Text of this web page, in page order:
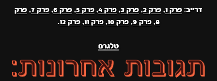
דרייב: פרק 1 , פרק 2 , פרק 3 , פרק 4 , פרק 5 , פרק 6 , פרק 7 , פרק
8
,פרק 9 ,פרק 10 ,פרק 11 ,פרק 12 .
טלגרם